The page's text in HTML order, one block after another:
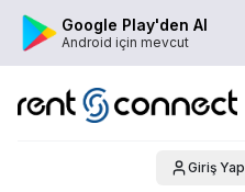
Google Play'den Al
Android için mevcut
Giriş Yap